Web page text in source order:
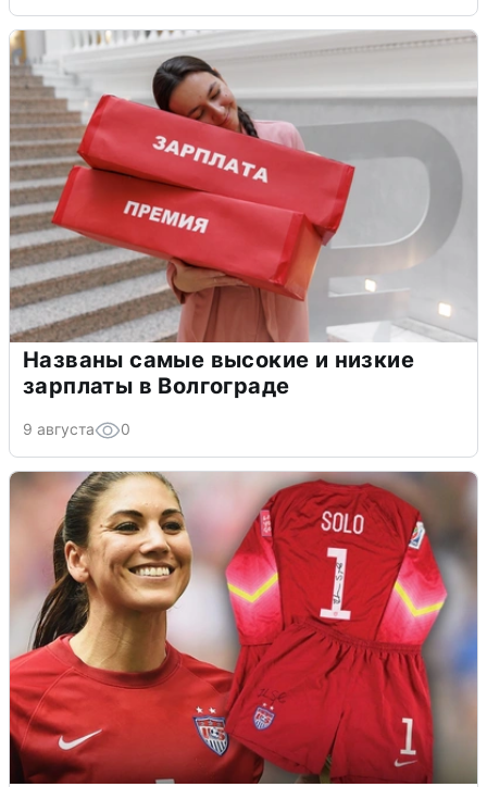
Названы самые высокие и низкие
зарплаты в Волгограде
9 августа 0